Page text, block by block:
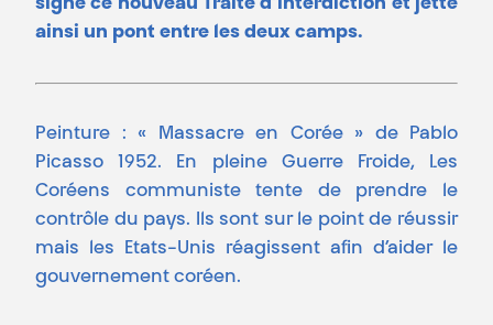
signe ce nouveau Traité d’interdiction et jette
ainsi un pont entre les deux camps.
Peinture : « Massacre en Corée » de Pablo
Picasso 1952. En pleine Guerre Froide, Les
Coréens communiste tente de prendre le
contrôle du pays. Ils sont sur le point de réussir
mais les Etats-Unis réagissent afin d’aider le
gouvernement coréen.